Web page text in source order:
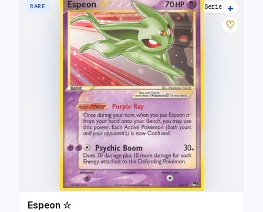
RARE POP Series 5
+
♡
Espeon ☆